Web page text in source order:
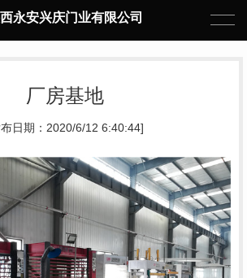
永安兴庆门业有限公司
厂房基地
布日期：2020/6/12 6:40:44]